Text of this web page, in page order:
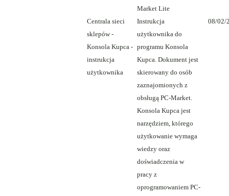
Market Lite
Centrala sieci
sklepów -
Konsola Kupca -
instrukcja
użytkownika
Instrukcja
użytkownika do
programu Konsola
Kupca. Dokument jest
skierowany do osób
zaznajomionych z
obsługą PC-Market.
Konsola Kupca jest
narzędziem, którego
użytkowanie wymaga
wiedzy oraz
doświadczenia w
pracy z
oprogramowaniem PC-
08/02/